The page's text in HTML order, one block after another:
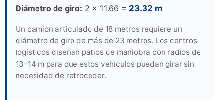
Diámetro de giro: 2 × 11.66 = 23.32 m
Un camión articulado de 18 metros requiere un
diámetro de giro de más de 23 metros. Los centros
logísticos diseñan patios de maniobra con radios de
13–14 m para que estos vehículos puedan girar sin
necesidad de retroceder.